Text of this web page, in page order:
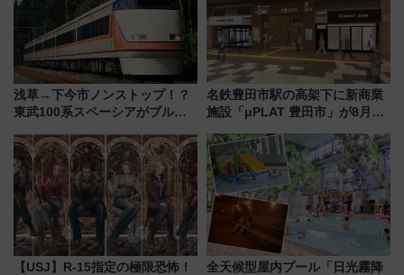
浅草→下今市ノンストップ！？
東武100系スペーシアがブルー
ー当時の停車駅」を再現 運転
時刻や特急券の買い方を紹介
名鉄豊田市駅の高架下に新商業
施設「μPLAT 豊田市」が8月26
たな玄関口へ
【USJ】R-15指定の極限恐怖！
全天候型屋内プール「日光霧降